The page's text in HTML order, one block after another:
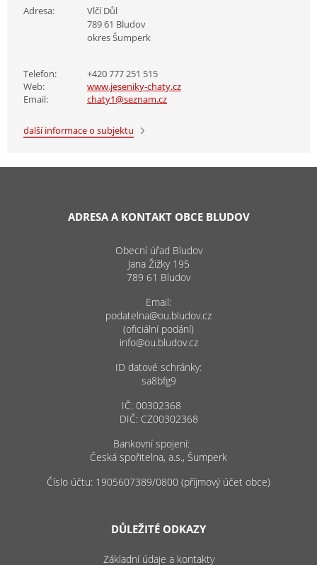
Adresa:
Vlčí Důl
789 61 Bludov
okres Šumperk
Telefon:
+420 777 251 515
Web:
www.jeseniky-chaty.cz
Email:
chaty1@seznam.cz
další informace o subjektu
ADRESA A KONTAKT OBCE BLUDOV
Obecní úřad Bludov
Jana Žižky 195
789 61 Bludov
Email:
podatelna@ou.bludov.cz
(oficiální podání)
info@ou.bludov.cz
ID datové schránky:
sa8bfg9
IČ: 00302368
DIČ: CZ00302368
Bankovní spojení:
Česká spořitelna, a.s., Šumperk
Číslo účtu: 1905607389/0800 (příjmový účet obce)
DŮLEŽITÉ ODKAZY
Základní údaje a kontakty